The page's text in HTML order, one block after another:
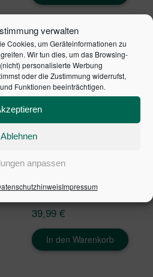
verwalten
Cookies, um Geräteinformationen zu
Wir tun dies, um das Browsing-
personalisierte Werbung
oder die Zustimmung widerrufst,
Funktionen beeinträchtigen.
Ablehnen
anpassen
Impressum
39,99 €
In den Warenkorb